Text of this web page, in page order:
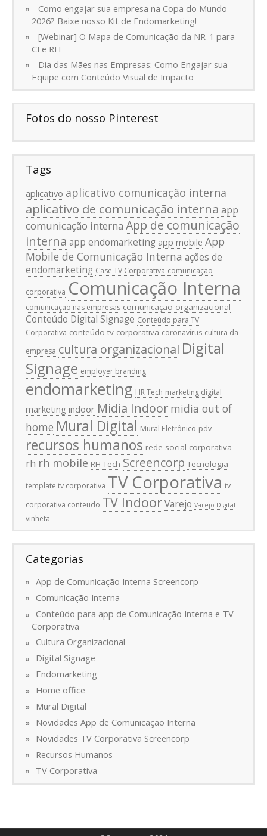
Como engajar sua empresa na Copa do Mundo
2026? Baixe nosso Kit de Endomarketing!
[Webinar] O Mapa de Comunicação da NR-1 para
CI e RH
Dia das Mães nas Empresas: Como Engajar sua
Equipe com Conteúdo Visual de Impacto
Fotos do nosso Pinterest
Tags
aplicativo aplicativo comunicação interna
aplicativo de comunicação interna app
comunicação interna App de comunicação
interna app endomarketing app mobile App
Mobile de Comunicação Interna ações de
endomarketing Case TV Corporativa comunicação
corporativa Comunicação Interna
comunicação nas empresas comunicação organizacional
Conteúdo Digital Signage Conteúdo para TV
Corporativa conteúdo tv corporativa coronavírus cultura da
empresa cultura organizacional Digital
Signage employer branding
endomarketing HR Tech marketing digital
marketing indoor Midia Indoor midia out of
home Mural Digital Mural Eletrônico pdv
recursos humanos rede social corporativa
rh rh mobile RH Tech Screencorp Tecnologia
template tv corporativa TV Corporativa tv
corporativa conteudo TV IndoorVarejo Varejo Digital
vinheta
Categorias
App de Comunicação Interna Screencorp
Comunicação Interna
Conteúdo para app de Comunicação Interna e TV
Corporativa
Cultura Organizacional
Digital Signage
Endomarketing
Home office
Mural Digital
Novidades App de Comunicação Interna
Novidades TV Corporativa Screencorp
Recursos Humanos
TV Corporativa